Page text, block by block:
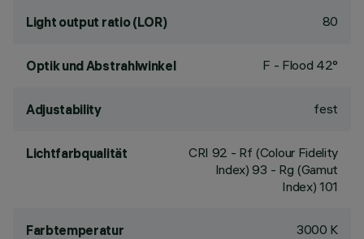
Light output ratio (LOR) 80
Optik und Abstrahlwinkel F - Flood 42°
Adjustability fest
Lichtfarbqualität CRI 92 - Rf (Colour Fidelity
Index) 93 - Rg (Gamut
Index) 101
Farbtemperatur 3000 K